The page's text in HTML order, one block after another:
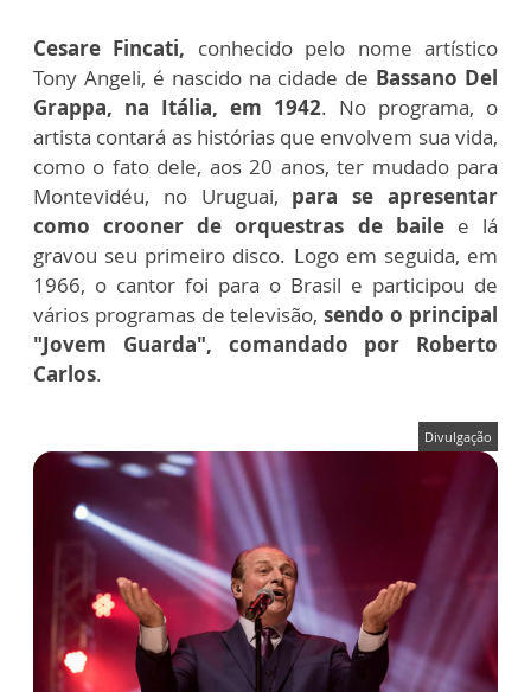
Cesare Fincati, conhecido pelo nome artístico
Tony Angeli, é nascido na cidade de Bassano Del
Grappa, na Itália, em 1942. No programa, o
artista contará as histórias que envolvem sua vida,
como o fato dele, aos 20 anos, ter mudado para
Montevidéu, no Uruguai, para se apresentar
como crooner de orquestras de bailee lá
gravou seu primeiro disco. Logo em seguida, em
1966, o cantor foi para o Brasil e participou de
vários programas de televisão, sendo o principal
"Jovem Guarda", comandado por Roberto
Carlos.
Divulgação